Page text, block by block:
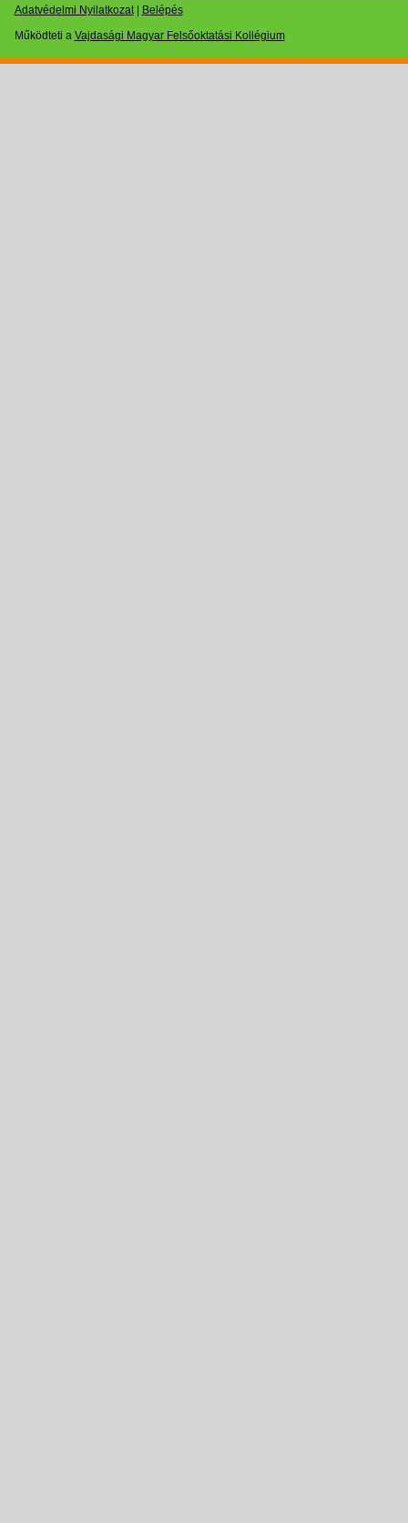
Adatvédelmi Nyilatkozat|
Belépés
Működteti a Vajdasági Magyar Felsőoktatási Kollégium